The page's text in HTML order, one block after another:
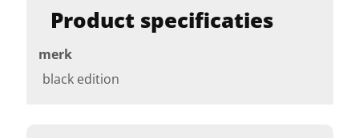
Product specificaties
merk
black edition